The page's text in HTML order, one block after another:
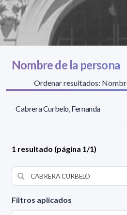
Filtros aplicados
Nombre de la persona
Ordenar resultados:
Cabrera Curbelo, Fernanda
1 resultado (página 1/1)